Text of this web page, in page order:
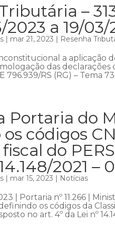
–
2023 a 19/03/
| mar 21, 2023 | Resenha
a aplicação
das
796.939/RS (RG) – Tema
Portaria do
códigos
do
2021 –
| mar 15, 2023 | Notícias
| Portaria nº 11.266 |
os códigos da
no art. 4º da Lei nº